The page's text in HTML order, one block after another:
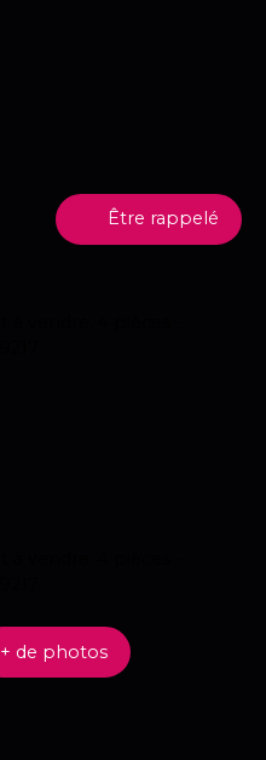
Être rappelé
+ de photos